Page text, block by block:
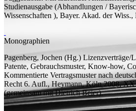
Studienausgabe (Abhandlungen /
Wissenschaften ), Bayer. Akad. der
Monographien
Pagenberg, Jochen (Hg.) Lizenzverträge/
Patente, Gebrauchsmuster, Know-how,
Kommentierte Vertragsmuster nach
Recht 6. Aufl., Heymann, Köln 2008,
(gemeinsam mitDietrich Beier).